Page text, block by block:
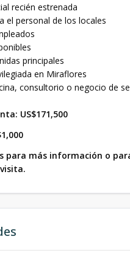
recién estrenada
el personal de los locales
principales
en Miraflores
consultorio o negocio de
US$171,500
para más información o